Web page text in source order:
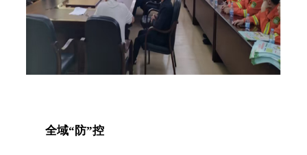
全域“防”控